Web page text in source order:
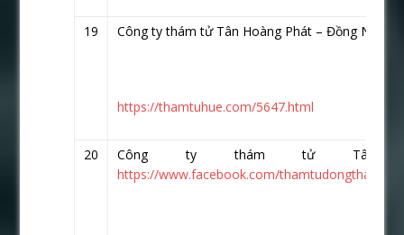
19 Công ty thám tử Tân Hoàng Phát – Đồng Nai
https://thamtuhue.com/5647.html
20
Công ty thám tử Tân
https://www.facebook.com/